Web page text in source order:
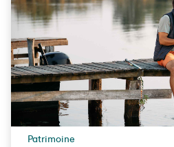
Patrimoine